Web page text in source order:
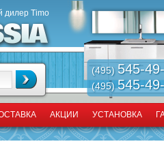
дилер Timo
(495) 545-
(495)545-
АКЦИИ УСТАНОВКА